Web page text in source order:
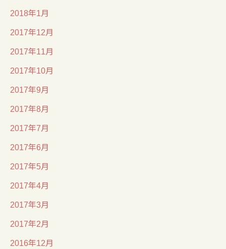
2018年1月
2017年12月
2017年11月
2017年10月
2017年9月
2017年8月
2017年7月
2017年6月
2017年5月
2017年4月
2017年3月
2017年2月
2016年12月